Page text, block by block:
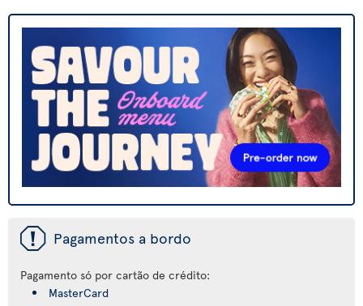
ü Pagamentos a bordo
Pagamento só por cartão de crédito:
MasterCard